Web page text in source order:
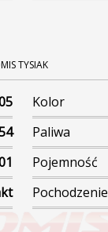
TYSIAK
Kolor
Paliwa
Pojemność
Pochodzenie